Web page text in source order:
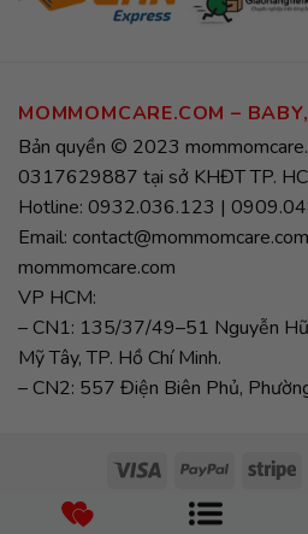
MOMMOMCARE.COM –
Bản quyền © 2023
0317629887 tại sở KHĐT TP.
Hotline: 0932.036.123 |
Email:
mommomcare.com
VP HCM:
– CN1: 135/37/49–51 Nguyễn
Mỹ Tây, TP. Hồ Chí Minh.
– CN2: 557 Điện Biên Phủ,